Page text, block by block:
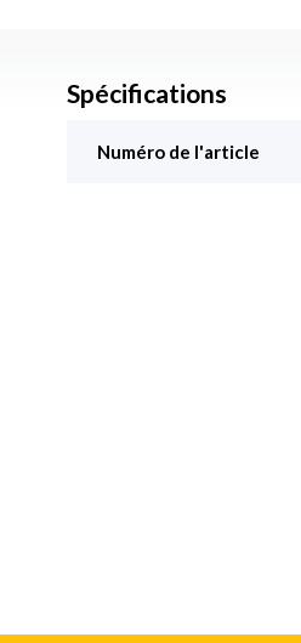
Spécifications
Numéro de l'article